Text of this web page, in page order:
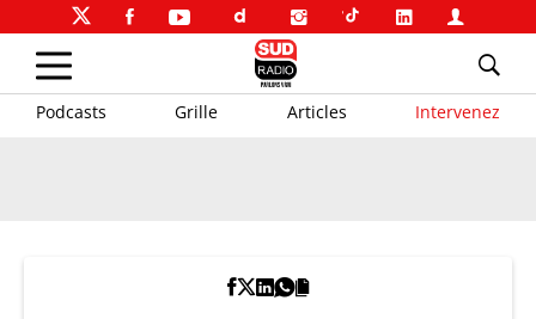
Podcasts Grille Articles Intervenez